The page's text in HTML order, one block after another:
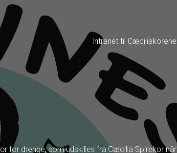
Intranet til Cæciliakorene
for drenge, som udskilles fra Cæcilia Spirekor når